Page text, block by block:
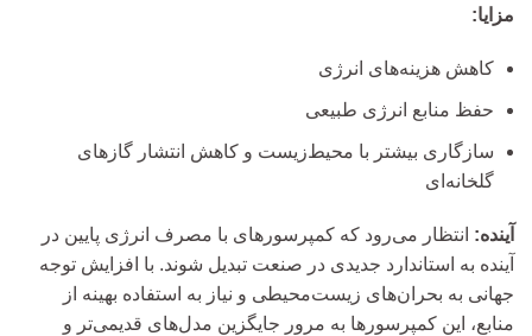
مزایا:
کاهش هزینه‌های انرژی
حفظ منابع انرژی طبیعی
سازگاری بیشتر با محیط‌زیست و کاهش انتشار گازهای
گلخانه‌ای
آینده: انتظار می‌رود که کمپرسورهای با مصرف انرژی پایین در
آینده به استاندارد جدیدی در صنعت تبدیل شوند. با افزایش توجه
جهانی به بحران‌های زیست‌محیطی و نیاز به استفاده بهینه از
منابع، این کمپرسورها به مرور جایگزین مدل‌های قدیمی‌تر و